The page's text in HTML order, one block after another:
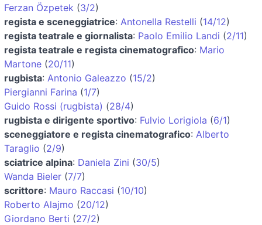
Ferzan Özpetek (3/2)
regista e sceneggiatrice: Antonella Restelli (14/12)
regista teatrale e giornalista: Paolo Emilio Landi (2/11)
regista teatrale e regista cinematografico: Mario
Martone (20/11)
rugbista: Antonio Galeazzo (15/2)
Piergianni Farina (1/7)
Guido Rossi (rugbista) (28/4)
rugbista e dirigente sportivo: Fulvio Lorigiola (6/1)
sceneggiatore e regista cinematografico: Alberto
Taraglio (2/9)
sciatrice alpina: Daniela Zini (30/5)
Wanda Bieler (7/7)
scrittore: Mauro Raccasi (10/10)
Roberto Alajmo (20/12)
Giordano Berti (27/2)